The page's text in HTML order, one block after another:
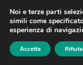
Noi e terze parti
simili come
esperienza di
Accetta Rifiuta